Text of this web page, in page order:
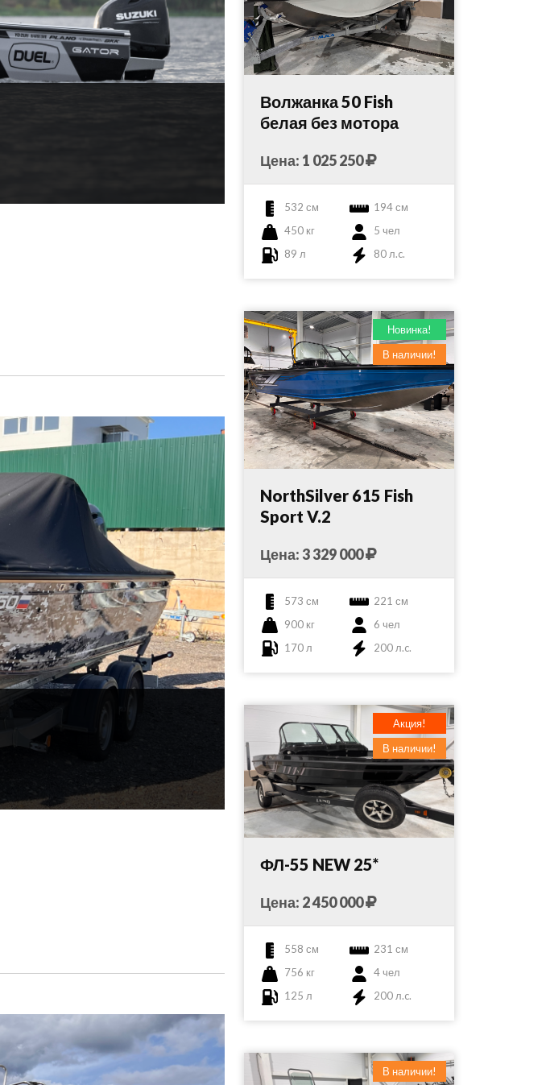
Волжанка 50 Fish
белая без мотора
Цена: 1 025 250
532 см
194 см
450 кг
5 чел
89 л
80 л.c.
Новинка!
В наличии!
NorthSilver 615 Fish
Sport V.2
Цена: 3 329 000
573 см
221 см
900 кг
6 чел
170 л
200 л.c.
Акция!
В наличии!
ФЛ-55 NEW 25*
Цена: 2 450 000
558 см
231 см
756 кг
4 чел
125 л
200 л.c.
В наличии!